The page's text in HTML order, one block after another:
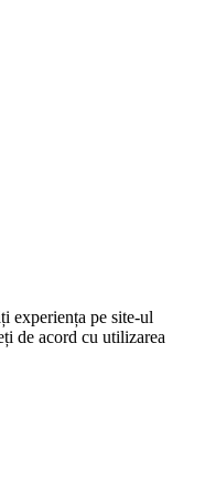
experiența pe site-ul
de acord cu utilizarea